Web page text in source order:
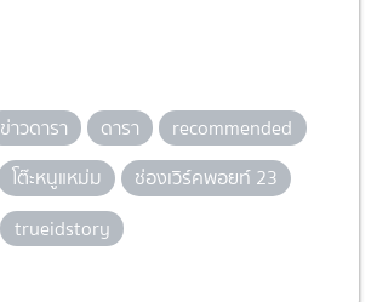
ข่าวดารา ดารา
recommended
โต๊ะหนูแหม่ม
ช่องเวิร์คพอยท์ 23
trueidstory